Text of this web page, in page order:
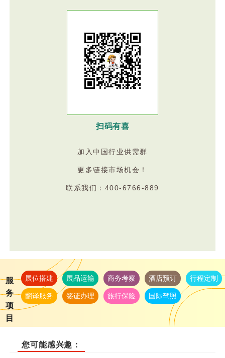
扫码有喜
加入中国行业供需群
更多链接市场机会！
联系我们：400-6766-889
服
务
项
目
展位搭建 展品运输 商务考察 酒店预订 行程定制
翻译服务 签证办理 旅行保险 国际驾照
您可能感兴趣：